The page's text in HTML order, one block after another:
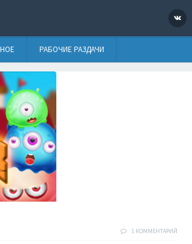
РАБОЧИЕ РАЗДАЧИ
1 КОММЕНТАРИЙ